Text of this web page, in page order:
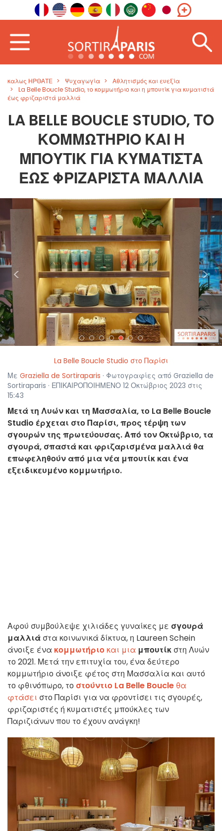
καλως ΗΡΘΑΤΕ Ψυχαγωγία
Αθλητισμός και ευεξία
La Belle Boucle Studio, το κομμωτήριο και η μπουτίκ για κυματιστά
έως φριζαριστά μαλλιά
LA BELLE BOUCLE STUDIO, ΤΟ
ΚΟΜΜΩΤΉΡΙΟ ΚΑΙ Η
ΜΠΟΥΤΊΚ ΓΙΑ ΚΥΜΑΤΙΣΤΆ
ΈΩΣ ΦΡΙΖΑΡΙΣΤΆ ΜΑΛΛΙΆ
< >
La Belle Boucle Studio στο Παρίσι
Με Graziella de Sortiraparis · Φωτογραφίες από Graziella de
Sortiraparis · ΕΠΙΚΑΙΡΟΠΟΙΗΜΕΝΟ 12 Οκτώβριος 2023 στις
15:43
Μετά τη Λυών και τη Μασσαλία, το La Belle Boucle
Studio έρχεται στο Παρίσι, προς τέρψη των
σγουρών της πρωτεύουσας. Από τον Οκτώβριο, τα
σγουρά, σπαστά και φριζαρισμένα μαλλιά θα
επωφεληθούν από μια νέα μπουτίκ και ένα
εξειδικευμένο κομμωτήριο.
Αφού συμβούλεψε χιλιάδες γυναίκες με σγουρά
μαλλιά στα κοινωνικά δίκτυα, η Laureen Schein
άνοιξε ένα κομμωτήριο και μια μπουτίκ στη Λυών
το 2021. Μετά την επιτυχία του, ένα δεύτερο
κομμωτήριο άνοιξε φέτος στη Μασσαλία και αυτό
το φθινόπωρο, το στούντιο La Belle Boucle θα
φτάσει στο Παρίσι για να φροντίσει τις σγουρές,
φριζαριστές ή κυματιστές μπούκλες των
Παριζιάνων που το έχουν ανάγκη!